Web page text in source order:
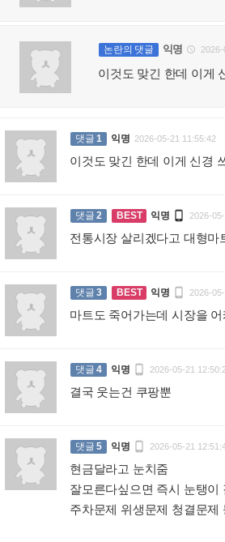
논란의 댓글 익명 
이것도 맞긴 한데 이게
댓글1 익명 2026-05-21 11:55:42
이것도 맞긴 한데 이게 신경
댓글2 BEST 익명  2026-
전통시장 살리겠다고 대형마
댓글3 BEST 익명  2026-
마트도 죽어가는데 시장을 어
댓글4 익명  2026-05-21
결국 웃는건 쿠팡뿐
댓글5 익명  2026-05-21
현금달라고 눈치줌
잘모른다싶으면 즉시 눈탱이
주차문제 위생문제 청결문제